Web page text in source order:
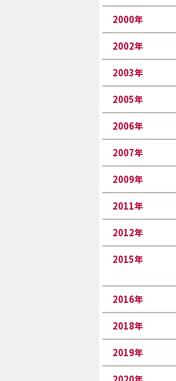
2000年
2002年
2003年
2005年
2006年
2007年
2009年
2011年
2012年
2015年
2016年
2018年
2019年